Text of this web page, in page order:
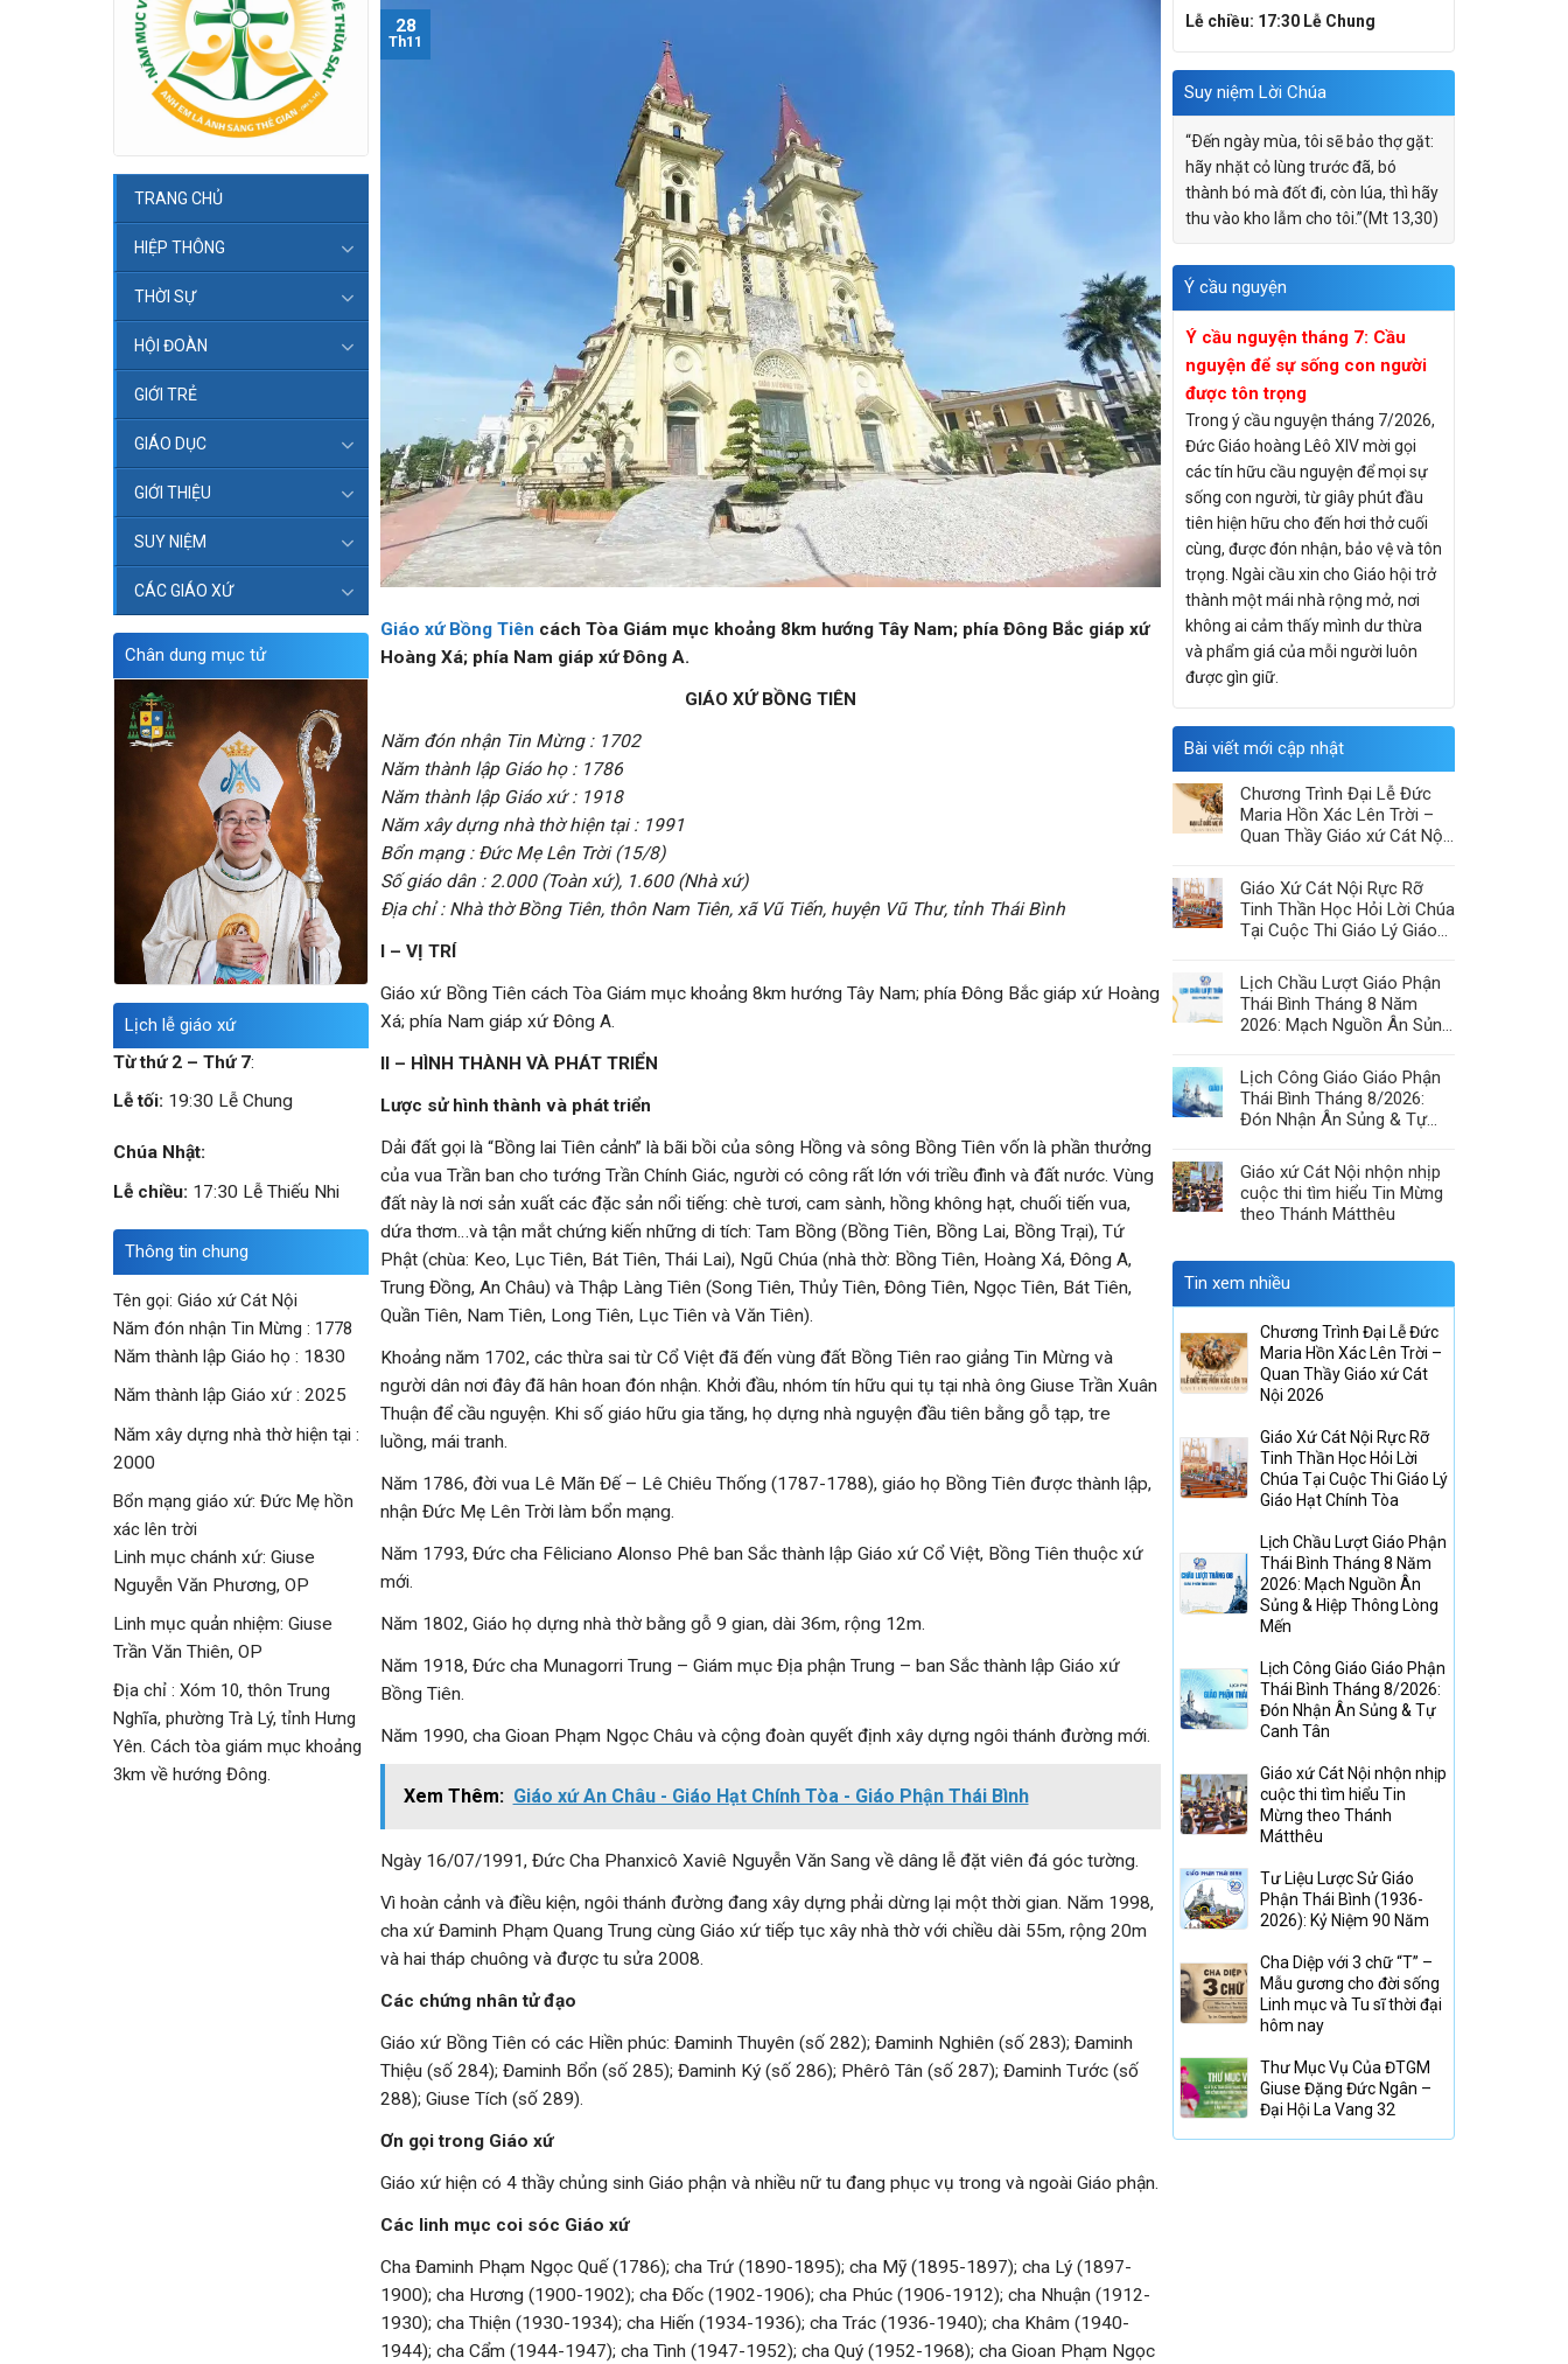
TRANG CHỦ
HIỆP THÔNG
THỜI SỰ
HỘI ĐOÀN
GIỚI TRẺ
GIÁO DỤC
GIỚI THIỆU
SUY NIỆM
CÁC GIÁO XỨ
Chân dung mục tử
Lịch lễ giáo xứ
Từ thứ 2 – Thứ 7:
Lễ tối: 19:30 Lễ Chung
Chúa Nhật:
Lễ chiều: 17:30 Lễ Thiếu Nhi
Thông tin chung
Tên gọi: Giáo xứ Cát Nội
Năm đón nhận Tin Mừng : 1778
Năm thành lập Giáo họ : 1830
Năm thành lập Giáo xứ : 2025
Năm xây dựng nhà thờ hiện tại :
2000
Bổn mạng giáo xứ: Đức Mẹ hồn
xác lên trời
Linh mục chánh xứ: Giuse
Nguyễn Văn Phương, OP
Linh mục quản nhiệm: Giuse
Trần Văn Thiên, OP
Địa chỉ : Xóm 10, thôn Trung
Nghĩa, phường Trà Lý, tỉnh Hưng
Yên. Cách tòa giám mục khoảng
3km về hướng Đông.
28
Th11
Giáo xứ Bồng Tiên cách Tòa Giám mục khoảng 8km hướng Tây Nam; phía Đông Bắc giáp xứ
Hoàng Xá; phía Nam giáp xứ Đông A.
GIÁO XỨ BỒNG TIÊN
Năm đón nhận Tin Mừng : 1702
Năm thành lập Giáo họ : 1786
Năm thành lập Giáo xứ : 1918
Năm xây dựng nhà thờ hiện tại : 1991
Bổn mạng : Đức Mẹ Lên Trời (15/8)
Số giáo dân : 2.000 (Toàn xứ), 1.600 (Nhà xứ)
Địa chỉ : Nhà thờ Bồng Tiên, thôn Nam Tiên, xã Vũ Tiến, huyện Vũ Thư, tỉnh Thái Bình
I – VỊ TRÍ
Giáo xứ Bồng Tiên cách Tòa Giám mục khoảng 8km hướng Tây Nam; phía Đông Bắc giáp xứ Hoàng
Xá; phía Nam giáp xứ Đông A.
II – HÌNH THÀNH VÀ PHÁT TRIỂN
Lược sử hình thành và phát triển
Dải đất gọi là “Bồng lai Tiên cảnh” là bãi bồi của sông Hồng và sông Bồng Tiên vốn là phần thưởng
của vua Trần ban cho tướng Trần Chính Giác, người có công rất lớn với triều đình và đất nước. Vùng
đất này là nơi sản xuất các đặc sản nổi tiếng: chè tươi, cam sành, hồng không hạt, chuối tiến vua,
dứa thơm…và tận mắt chứng kiến những di tích: Tam Bồng (Bồng Tiên, Bồng Lai, Bồng Trại), Tứ
Phật (chùa: Keo, Lục Tiên, Bát Tiên, Thái Lai), Ngũ Chúa (nhà thờ: Bồng Tiên, Hoàng Xá, Đông A,
Trung Đồng, An Châu) và Thập Làng Tiên (Song Tiên, Thủy Tiên, Đông Tiên, Ngọc Tiên, Bát Tiên,
Quần Tiên, Nam Tiên, Long Tiên, Lục Tiên và Văn Tiên).
Khoảng năm 1702, các thừa sai từ Cổ Việt đã đến vùng đất Bồng Tiên rao giảng Tin Mừng và
người dân nơi đây đã hân hoan đón nhận. Khởi đầu, nhóm tín hữu qui tụ tại nhà ông Giuse Trần Xuân
Thuận để cầu nguyện. Khi số giáo hữu gia tăng, họ dựng nhà nguyện đầu tiên bằng gỗ tạp, tre
luồng, mái tranh.
Năm 1786, đời vua Lê Mãn Đế – Lê Chiêu Thống (1787-1788), giáo họ Bồng Tiên được thành lập,
nhận Đức Mẹ Lên Trời làm bổn mạng.
Năm 1793, Đức cha Fêliciano Alonso Phê ban Sắc thành lập Giáo xứ Cổ Việt, Bồng Tiên thuộc xứ
mới.
Năm 1802, Giáo họ dựng nhà thờ bằng gỗ 9 gian, dài 36m, rộng 12m.
Năm 1918, Đức cha Munagorri Trung – Giám mục Địa phận Trung – ban Sắc thành lập Giáo xứ
Bồng Tiên.
Năm 1990, cha Gioan Phạm Ngọc Châu và cộng đoàn quyết định xây dựng ngôi thánh đường mới.
Xem Thêm: Giáo xứ An Châu - Giáo Hạt Chính Tòa - Giáo Phận Thái Bình
Ngày 16/07/1991, Đức Cha Phanxicô Xaviê Nguyễn Văn Sang về dâng lễ đặt viên đá góc tường.
Vì hoàn cảnh và điều kiện, ngôi thánh đường đang xây dựng phải dừng lại một thời gian. Năm 1998,
cha xứ Đaminh Phạm Quang Trung cùng Giáo xứ tiếp tục xây nhà thờ với chiều dài 55m, rộng 20m
và hai tháp chuông và được tu sửa 2008.
Các chứng nhân tử đạo
Giáo xứ Bồng Tiên có các Hiền phúc: Đaminh Thuyên (số 282); Đaminh Nghiên (số 283); Đaminh
Thiệu (số 284); Đaminh Bổn (số 285); Đaminh Ký (số 286); Phêrô Tân (số 287); Đaminh Tước (số
288); Giuse Tích (số 289).
Ơn gọi trong Giáo xứ
Giáo xứ hiện có 4 thầy chủng sinh Giáo phận và nhiều nữ tu đang phục vụ trong và ngoài Giáo phận.
Các linh mục coi sóc Giáo xứ
Cha Đaminh Phạm Ngọc Quế (1786); cha Trứ (1890-1895); cha Mỹ (1895-1897); cha Lý (1897-
1900); cha Hương (1900-1902); cha Đốc (1902-1906); cha Phúc (1906-1912); cha Nhuận (1912-
1930); cha Thiện (1930-1934); cha Hiến (1934-1936); cha Trác (1936-1940); cha Khâm (1940-
1944); cha Cẩm (1944-1947); cha Tình (1947-1952); cha Quý (1952-1968); cha Gioan Phạm Ngọc
Lễ chiều: 17:30 Lễ Chung
Suy niệm Lời Chúa
“Ðến ngày mùa, tôi sẽ bảo thợ gặt:
hãy nhặt cỏ lùng trước đã, bó
thành bó mà đốt đi, còn lúa, thì hãy
thu vào kho lẫm cho tôi.”(Mt 13,30)
Ý cầu nguyện
Ý cầu nguyện tháng 7: Cầu
nguyện để sự sống con người
được tôn trọng
Trong ý cầu nguyện tháng 7/2026,
Đức Giáo hoàng Lêô XIV mời gọi
các tín hữu cầu nguyện để mọi sự
sống con người, từ giây phút đầu
tiên hiện hữu cho đến hơi thở cuối
cùng, được đón nhận, bảo vệ và tôn
trọng. Ngài cầu xin cho Giáo hội trở
thành một mái nhà rộng mở, nơi
không ai cảm thấy mình dư thừa
và phẩm giá của mỗi người luôn
được gìn giữ.
Bài viết mới cập nhật
Chương Trình Đại Lễ Đức
Maria Hồn Xác Lên Trời –
Quan Thầy Giáo xứ Cát Nội
Giáo Xứ Cát Nội Rực Rỡ
Tinh Thần Học Hỏi Lời Chúa
Tại Cuộc Thi Giáo Lý Giáo
Lịch Chầu Lượt Giáo Phận
Thái Bình Tháng 8 Năm
2026: Mạch Nguồn Ân Sủng
Lịch Công Giáo Giáo Phận
Thái Bình Tháng 8/2026:
Đón Nhận Ân Sủng & Tự
Giáo xứ Cát Nội nhộn nhịp
cuộc thi tìm hiểu Tin Mừng
theo Thánh Mátthêu
Tin xem nhiều
Chương Trình Đại Lễ Đức
Maria Hồn Xác Lên Trời –
Quan Thầy Giáo xứ Cát
Nội 2026
Giáo Xứ Cát Nội Rực Rỡ
Tinh Thần Học Hỏi Lời
Chúa Tại Cuộc Thi Giáo Lý
Giáo Hạt Chính Tòa
Lịch Chầu Lượt Giáo Phận
Thái Bình Tháng 8 Năm
2026: Mạch Nguồn Ân
Sủng & Hiệp Thông Lòng
Mến
Lịch Công Giáo Giáo Phận
Thái Bình Tháng 8/2026:
Đón Nhận Ân Sủng & Tự
Canh Tân
Giáo xứ Cát Nội nhộn nhịp
cuộc thi tìm hiểu Tin
Mừng theo Thánh
Mátthêu
Tư Liệu Lược Sử Giáo
Phận Thái Bình (1936-
2026): Kỷ Niệm 90 Năm
Cha Diệp với 3 chữ “T” –
Mẫu gương cho đời sống
Linh mục và Tu sĩ thời đại
hôm nay
Thư Mục Vụ Của ĐTGM
Giuse Đặng Đức Ngân –
Đại Hội La Vang 32